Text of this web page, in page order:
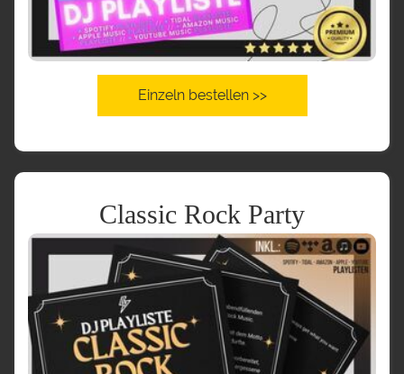
Einzeln bestellen >>
Classic Rock Party